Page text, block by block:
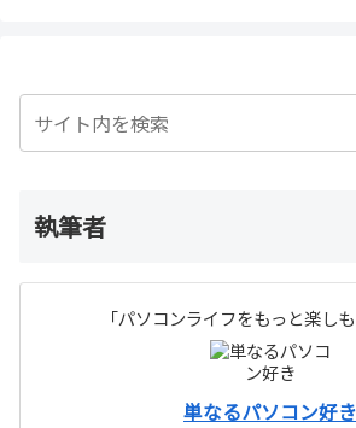
執筆者
「パソコンライフをもっと楽し
単なるパソコン好き